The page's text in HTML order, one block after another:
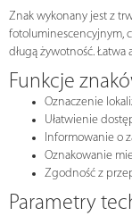
Znak wykonany jest z
fotoluminescencyjnym,
długą żywotność.
Funkcje
Oznaczenie
Ułatwienie
Informowanie o
Oznakowanie
Zgodność z
Parametry